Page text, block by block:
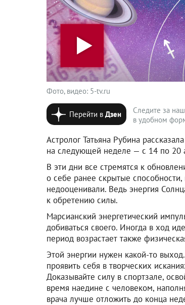
Фото, видео: 5-tv.ru
Перейти вДзен
Следите за
в удобном
Астролог Татьяна Рубина
на следующей неделе — с 14 по 20
В эти дни все стремятся к
о себе ранее скрытые
недооценивали. Ведь энергия
к обретению силы.
Марсианский энергетический
добиваться своего. Иногда в ход
период возрастает также
Этой энергии нужен какой-то
проявить себя в творческих
Доказывайте силу в спортзале,
время наедине с человеком,
врача лучше отложить до конца